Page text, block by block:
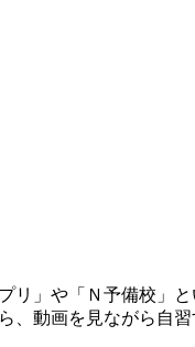
」や「Ｎ予備校」
動画を見ながら自習